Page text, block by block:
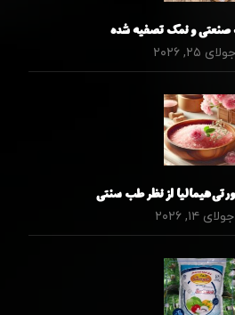
صنعتی و نمک تصفیه شده
جولای ۲۵, ۲۰۲۶
هیمالیا از نظر طب سنتی
جولای ۱۴, ۲۰۲۶